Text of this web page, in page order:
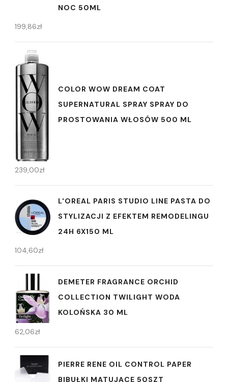
NOC 50ML
199,86zł
COLOR WOW DREAM COAT
SUPERNATURAL SPRAY SPRAY DO
PROSTOWANIA WŁOSÓW 500 ML
239,00zł
L'OREAL PARIS STUDIO LINE PASTA DO
STYLIZACJI Z EFEKTEM REMODELINGU
24H 6X150 ML
104,60zł
DEMETER FRAGRANCE ORCHID
COLLECTION TWILIGHT WODA
KOLOŃSKA 30 ML
62,06zł
PIERRE RENE OIL CONTROL PAPER
BIBUŁKI MATUJĄCE 50SZT